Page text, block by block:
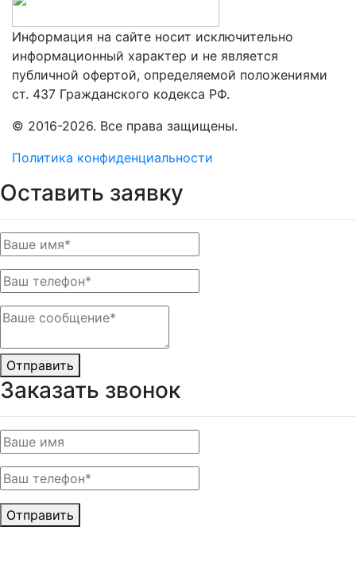
Информация на сайте носит исключительно
информационный характер и не является
публичной офертой, определяемой положениями
ст. 437 Гражданского кодекса РФ.
© 2016-2026. Все права защищены.
Политика конфиденциальности
Оставить заявку
Отправить
Заказать звонок
Отправить